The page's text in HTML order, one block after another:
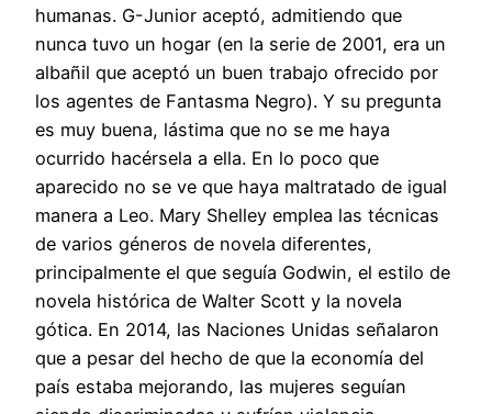
humanas. G-Junior aceptó, admitiendo que
nunca tuvo un hogar (en la serie de 2001, era un
albañil que aceptó un buen trabajo ofrecido por
los agentes de Fantasma Negro). Y su pregunta
es muy buena, lástima que no se me haya
ocurrido hacérsela a ella. En lo poco que
aparecido no se ve que haya maltratado de igual
manera a Leo. Mary Shelley emplea las técnicas
de varios géneros de novela diferentes,
principalmente el que seguía Godwin, el estilo de
novela histórica de Walter Scott y la novela
gótica. En 2014, las Naciones Unidas señalaron
que a pesar del hecho de que la economía del
país estaba mejorando, las mujeres seguían